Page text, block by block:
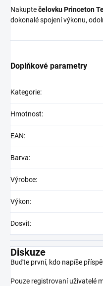
Nakuptečelovku Princeton
dokonalé spojení výkonu,
Doplňkové parametry
Kategorie:
Hmotnost:
EAN:
Barva:
Výrobce:
Výkon:
Dosvit:
Diskuze
Buďte první, kdo napíše
Pouze registrovaní uživatelé